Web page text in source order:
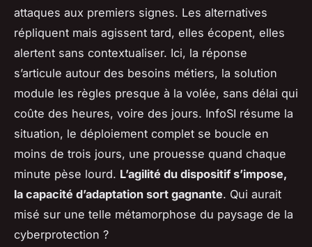
attaques aux premiers signes. Les alternatives
répliquent mais agissent tard, elles écopent, elles
alertent sans contextualiser. Ici, la réponse
s’articule autour des besoins métiers, la solution
module les règles presque à la volée, sans délai qui
coûte des heures, voire des jours. InfoSI résume la
situation, le déploiement complet se boucle en
moins de trois jours, une prouesse quand chaque
minute pèse lourd. L’agilité du dispositif s’impose,
la capacité d’adaptation sort gagnante. Qui aurait
misé sur une telle métamorphose du paysage de la
cyberprotection ?